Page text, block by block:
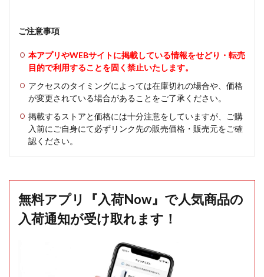
ご注意事項
本アプリやWEBサイトに掲載している情報をせどり・転売
目的で利用することを固く禁止いたします。
アクセスのタイミングによっては在庫切れの場合や、価格
が変更されている場合があることをご了承ください。
掲載するストアと価格には十分注意をしていますが、ご購
入前にご自身にて必ずリンク先の販売価格・販売元をご確
認ください。
無料アプリ『入荷Now』で人気商品の
入荷通知が受け取れます！